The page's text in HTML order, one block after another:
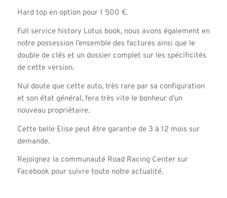
Hard top en option pour 1 500 €.
Full service history Lotus book, nous avons également en
notre possession l’ensemble des factures ainsi que le
double de clés et un dossier complet sur les spécificités
de cette version.
Nul doute que cette auto, très rare par sa configuration
et son état général, fera très vite le bonheur d’un
nouveau propriétaire.
Cette belle Elise peut être garantie de 3 à 12 mois sur
demande.
Rejoignez la communauté Road Racing Center sur
Facebook pour suivre toute notre actualité.